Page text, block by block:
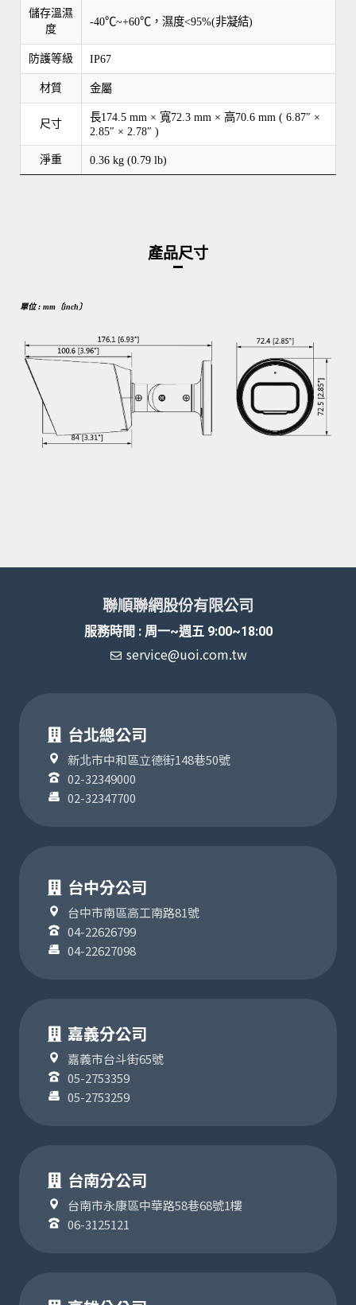
儲存溫濕
度
-40℃~+60℃，濕度<95%(非凝結)
防護等級 IP67
材質 金屬
尺寸
長174.5 mm × 寬72.3 mm × 高70.6 mm ( 6.87″ ×
2.85″ × 2.78″ )
淨重 0.36 kg (0.79 lb)
產品尺寸
單位 : mm〔inch〕
聯順聯網股份有限公司
服務時間 : 周一~週五 9:00~18:00
service@uoi.com.tw
台北總公司
新北市中和區立德街148巷50號
02-32349000
02-32347700
台中分公司
台中市南區高工南路81號
04-22626799
04-22627098
嘉義分公司
嘉義市台斗街65號
05-2753359
05-2753259
台南分公司
台南市永康區中華路58巷68號1樓
06-3125121